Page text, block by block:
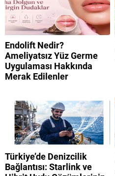
Endolift Nedir?
Ameliyatsız Yüz Germe
Uygulaması Hakkında
Merak Edilenler
Türkiye’de Denizcilik
Bağlantısı: Starlink ve